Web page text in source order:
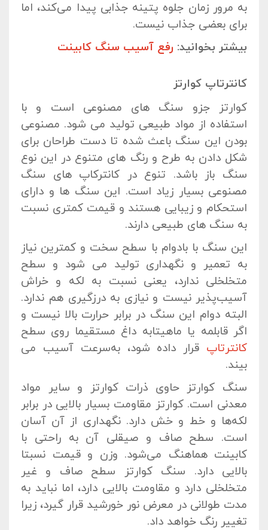
به مرور زمان جلوه پتینه جذابی پیدا می‌کند، اما
برای بعضی جذاب نیست.
بیشتر بخوانید: رفع آسیب سنگ کابینت
کانترتاپ کوارتز
کوارتز جزو سنگ های مصنوعی است و با
استفاده از مواد طبیعی تولید می شود. مصنوعی
بودن این سنگ باعث شده تا دست طراحان برای
شکل دادن به طرح و رنگ های متنوع در این نوع
سنگ باز باشد. تنوع در کانترکاپ های سنگ
مصنوعی بسیار زیاد است. این سنگ ها و دارای
استحکام و زیبایی هستند و قیمت کمتری نسبت
به سنگ های طبیعی دارند.
این سنگ با بادوام با سطح سخت و کمترین نیاز
به تعمیر و نگهداری تولید می شود و سطح
متخلخلی ندارد، یعنی نسبت به لکه و خراش
آسیب‌پذیر نیست و نیازی به درزگیری هم ندارد.
البته دوام این سنگ در برابر حرارت بالا نیست و
اگر قابلمه یا ماهیتابه داغ مستقیما روی سطح
کانترتاپ قرار داده شود، به‌سرعت آسیب می
بیند.
سنگ کوارتز حاوی ذرات کوارتز و سایر مواد
معدنی است. کوارتز مقاومت بسیار بالایی در برابر
لکه‌ها و خط و خش دارد. نگهداری از آن آسان
است. سطح صاف و صیقلی آن به راحتی با
کابینت هماهنگ می‌شود. وزن و قیمت نسبتا
بالایی دارد. سنگ کوارتز سطح صاف و غیر
متخلخلی دارد و مقاومت بالایی دارد، اما نباید به
مدت طولانی در معرض نور خورشید قرار گیرد، زیرا
تغییر رنگ خواهد داد.